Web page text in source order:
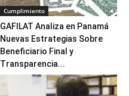
Cumplimiento
GAFILAT Analiza en Panamá
Nuevas Estrategias Sobre
Beneficiario Final y
Transparencia...